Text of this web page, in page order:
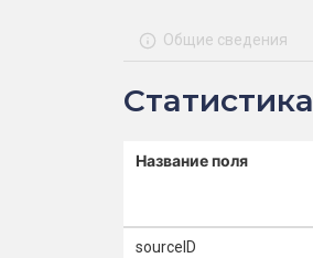
Общие сведения
Статистика
Название поля
sourceID